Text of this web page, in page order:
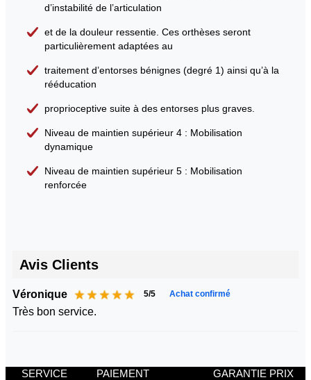
d’instabilité de l’articulation
et de la douleur ressentie. Ces orthèses seront
particulièrement adaptées au
traitement d’entorses bénignes (degré 1) ainsi qu’à la
rééducation
proprioceptive suite à des entorses plus graves.
Niveau de maintien supérieur 4 : Mobilisation
dynamique
Niveau de maintien supérieur 5 : Mobilisation
renforcée
Avis Clients
Véronique 5/5 Achat confirmé
Très bon service.
SERVICE
PAIEMENT
GARANTIE PRIX